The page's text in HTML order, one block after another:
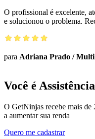
O profissional é excelente,
e solucionou o problema.
para Adriana Prado /
Você é
O GetNinjas recebe mais
a aumentar sua renda
Quero me cadastrar